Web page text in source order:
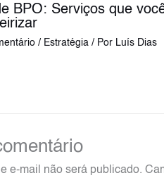
BPO: Serviços que
/ Estratégia / Por Luís Dias
e-mail não será publicado.